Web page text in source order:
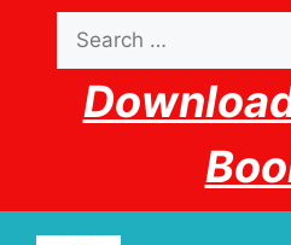
content
for: